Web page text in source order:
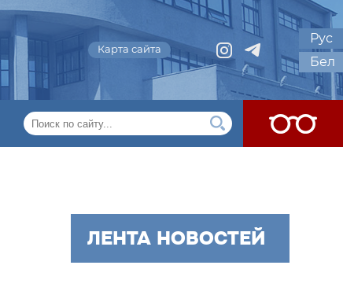
Карта сайта
Рус
Бел
ЛЕНТА НОВОСТЕЙ